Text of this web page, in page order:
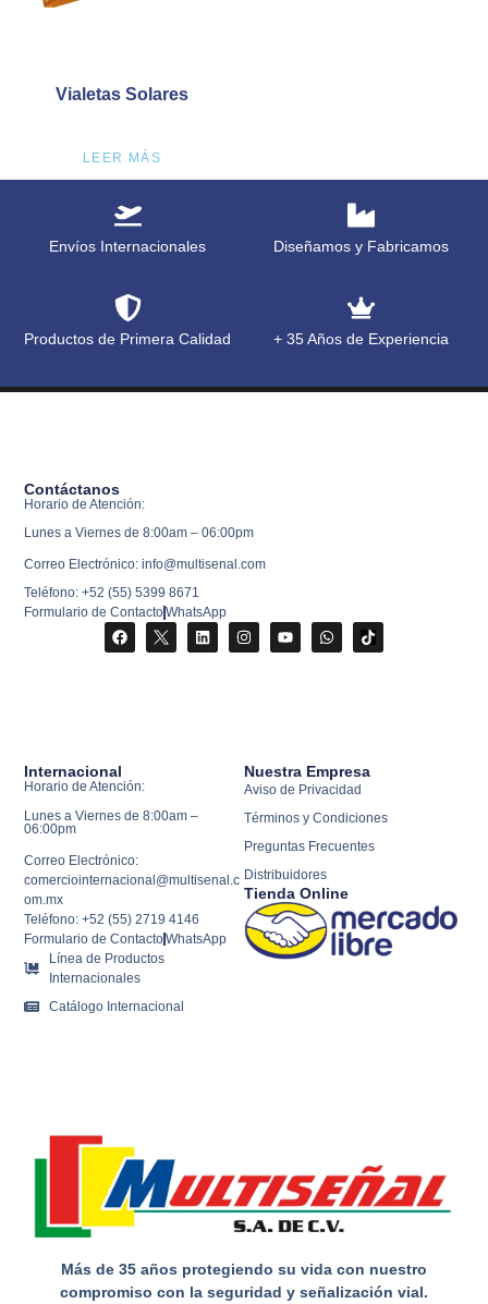
Vialetas Solares
LEER MÁS
Envíos Internacionales Diseñamos y Fabricamos
Productos de Primera Calidad + 35 Años de Experiencia
Más de 35 años protegiendo su vida con nuestro
compromiso con la seguridad y señalización vial.
Nuestra Empresa
Aviso de Privacidad
Términos y Condiciones
Preguntas Frecuentes
Distribuidores
Tienda Online
Internacional
Horario de Atención:
Lunes a Viernes de 8:00am –
06:00pm
Correo Electrónico:
comerciointernacional@multisenal.c
om.mx
Teléfono: +52 (55) 2719 4146
Formulario de ContactoWhatsApp
Línea de Productos
Internacionales
Catálogo Internacional
Contáctanos
Horario de Atención:
Lunes a Viernes de 8:00am – 06:00pm
Correo Electrónico: info@multisenal.com
Teléfono: +52 (55) 5399 8671
Formulario de ContactoWhatsApp